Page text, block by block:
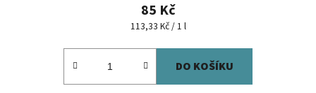
85 Kč
Měrná
113,33 Kč / 1 l
DO KOŠÍKU